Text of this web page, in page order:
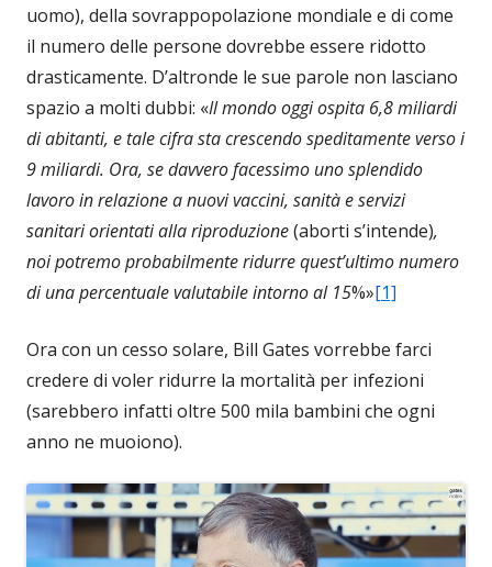
uomo), della sovrappopolazione mondiale e di come
il numero delle persone dovrebbe essere ridotto
drasticamente. D’altronde le sue parole non lasciano
spazio a molti dubbi: «Il mondo oggi ospita 6,8 miliardi
di abitanti, e tale cifra sta crescendo speditamente verso i
9 miliardi. Ora, se davvero facessimo uno splendido
lavoro in relazione a nuovi vaccini, sanità e servizi
sanitari orientati alla riproduzione(aborti s’intende),
noi potremo probabilmente ridurre quest’ultimo numero
di una percentuale valutabile intorno al 15%»[1]
Ora con un cesso solare, Bill Gates vorrebbe farci
credere di voler ridurre la mortalità per infezioni
(sarebbero infatti oltre 500 mila bambini che ogni
anno ne muoiono).